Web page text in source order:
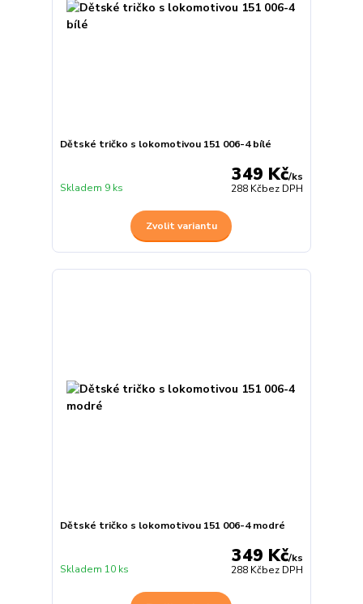
Dětské tričko s lokomotivou 151 006-4 bílé
349 Kč/ks
288 Kčbez DPH
Skladem 9 ks
Zvolit variantu
Dětské tričko s lokomotivou 151 006-4 modré
349 Kč/ks
288 Kčbez DPH
Skladem 10 ks